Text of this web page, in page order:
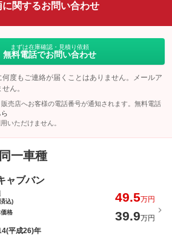
に関するお問い合わせ
まずは在庫確認・見積り依頼
無料電話でお問い合わせ
度もご連絡が届くことはありません。メールア
ん。
売店へお客様の電話番号が通知されます。無料電話
ら
いただけません。
一車種
ャブバン
込)
49.5万円
格
39.9万円
平成26)年